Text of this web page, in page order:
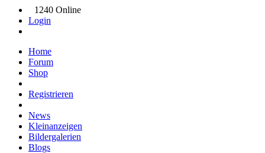
1240 Online
Login
Home
Forum
Shop
Registrieren
News
Kleinanzeigen
Bildergalerien
Blogs